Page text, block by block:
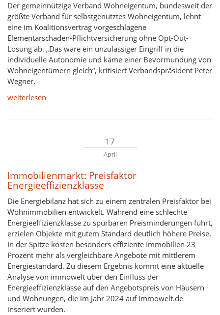
Der gemeinnützige Verband Wohneigentum, bundesweit der
größte Verband für selbstgenutztes Wohneigentum, lehnt
eine im Koalitionsvertrag vorgeschlagene
Elementarschaden-Pflichtversicherung ohne Opt-Out-
Lösung ab. „Das wäre ein unzulässiger Eingriff in die
individuelle Autonomie und käme einer Bevormundung von
Wohneigentümern gleich“, kritisiert Verbandspräsident Peter
Wegner.
weiterlesen
17
April
Immobilienmarkt: Preisfaktor
Energieeffizienzklasse
Die Energiebilanz hat sich zu einem zentralen Preisfaktor bei
Wohnimmobilien entwickelt. Während eine schlechte
Energieeffizienzklasse zu spürbaren Preisminderungen führt,
erzielen Objekte mit gutem Standard deutlich höhere Preise.
In der Spitze kosten besonders effiziente Immobilien 23
Prozent mehr als vergleichbare Angebote mit mittlerem
Energiestandard. Zu diesem Ergebnis kommt eine aktuelle
Analyse von immowelt über den Einfluss der
Energieeffizienzklasse auf den Angebotspreis von Häusern
und Wohnungen, die im Jahr 2024 auf immowelt.de
inseriert wurden.